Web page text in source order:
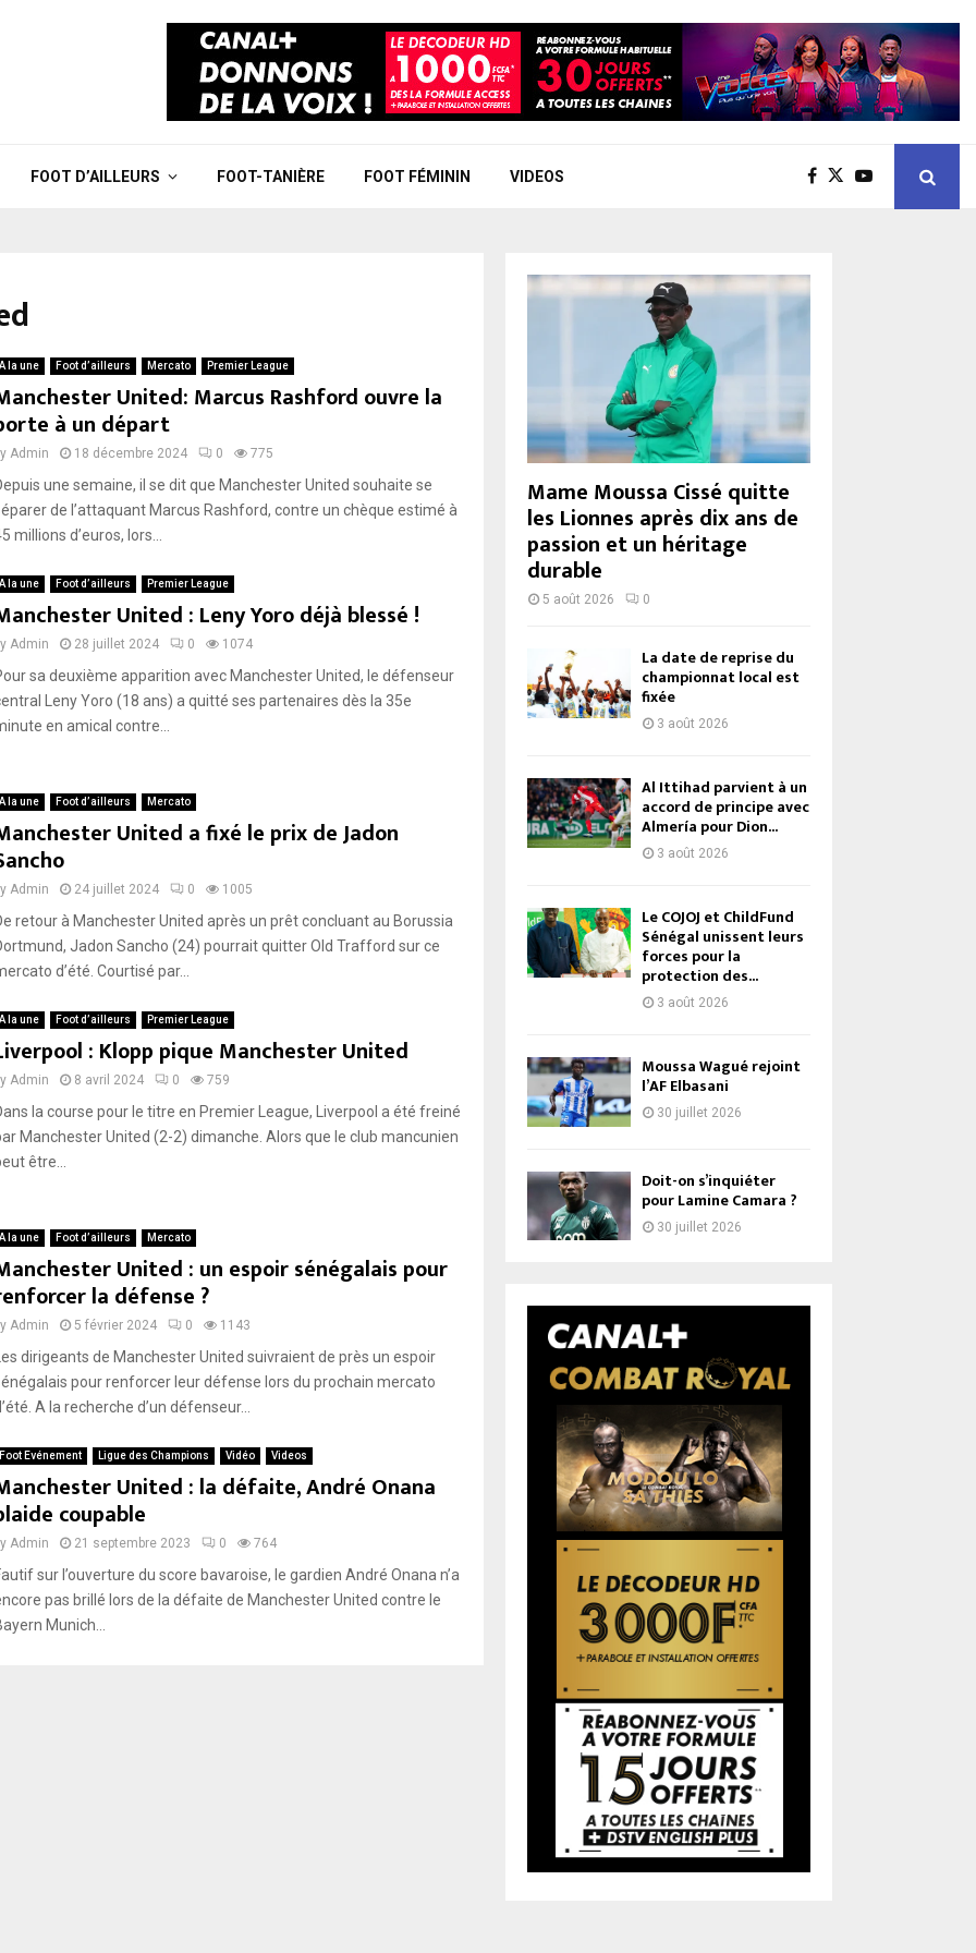
FOOT D’AILLEURS FOOT-TANIÈRE FOOT FÉMININ VIDEOS
A la une Foot d’ailleurs Mercato Premier League
United: Marcus Rashford ouvre la
à un départ
Admin 18 décembre 2024 0 775
une semaine, il se dit que Manchester United souhaite se
de l’attaquant Marcus Rashford, contre un chèque estimé à
millions d’euros, lors...
A la une Foot d’ailleurs Premier League
United : Leny Yoro déjà blessé !
Admin 28 juillet 2024 0 1074
sa deuxième apparition avec Manchester United, le défenseur
Leny Yoro (18 ans) a quitté ses partenaires dès la 35e
en amical contre...
A la une Foot d’ailleurs Mercato
United a fixé le prix de Jadon
Admin 24 juillet 2024 0 1005
retour à Manchester United après un prêt concluant au Borussia
Jadon Sancho (24) pourrait quitter Old Trafford sur ce
d’été. Courtisé par...
A la une Foot d’ailleurs Premier League
: Klopp pique Manchester United
Admin 8 avril 2024 0 759
la course pour le titre en Premier League, Liverpool a été freiné
Manchester United (2-2) dimanche. Alors que le club mancunien
être...
A la une Foot d’ailleurs Mercato
United : un espoir sénégalais pour
la défense ?
Admin 5 février 2024 0 1143
dirigeants de Manchester United suivraient de près un espoir
pour renforcer leur défense lors du prochain mercato
A la recherche d’un défenseur...
Foot Evénement Ligue des Champions Vidéo Videos
United : la défaite, André Onana
coupable
Admin 21 septembre 2023 0 764
sur l’ouverture du score bavaroise, le gardien André Onana n’a
pas brillé lors de la défaite de Manchester United contre le
Munich...
Mame Moussa Cissé quitte
les Lionnes après dix ans de
passion et un héritage
durable
5 août 2026 0
La date de reprise du
championnat local est
fixée
3 août 2026
Al Ittihad parvient à un
accord de principe avec
Almería pour Dion...
3 août 2026
Le COJOJ et ChildFund
Sénégal unissent leurs
forces pour la
protection des...
3 août 2026
Moussa Wagué rejoint
l’AF Elbasani
30 juillet 2026
Doit-on s’inquiéter
pour Lamine Camara ?
30 juillet 2026